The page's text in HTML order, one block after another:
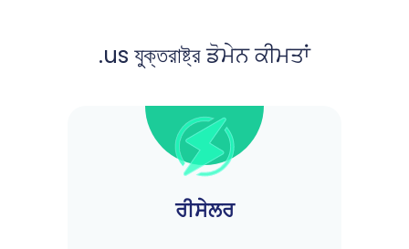
.us যুক্তরাষ্ট্র ਡੋਮੇਨ ਕੀਮਤਾਂ
ਰੀਸੇਲਰ